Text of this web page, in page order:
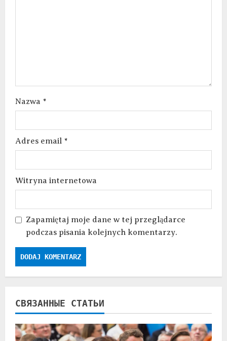
Nazwa *
Adres email *
Witryna internetowa
Zapamiętaj moje dane w tej przeglądarce
podczas pisania kolejnych komentarzy.
СВЯЗАННЫЕ СТАТЬИ